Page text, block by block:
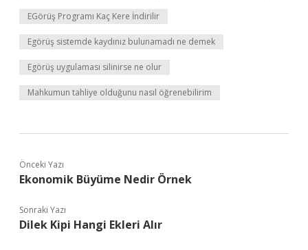
EGörüş Programı Kaç Kere İndirilir
Egörüş sistemde kaydınız bulunamadı ne demek
Egörüş uygulaması silinirse ne olur
Mahkumun tahliye olduğunu nasıl öğrenebilirim
Önceki Yazı
Ekonomik Büyüme Nedir Örnek
Sonraki Yazı
Dilek Kipi Hangi Ekleri Alır